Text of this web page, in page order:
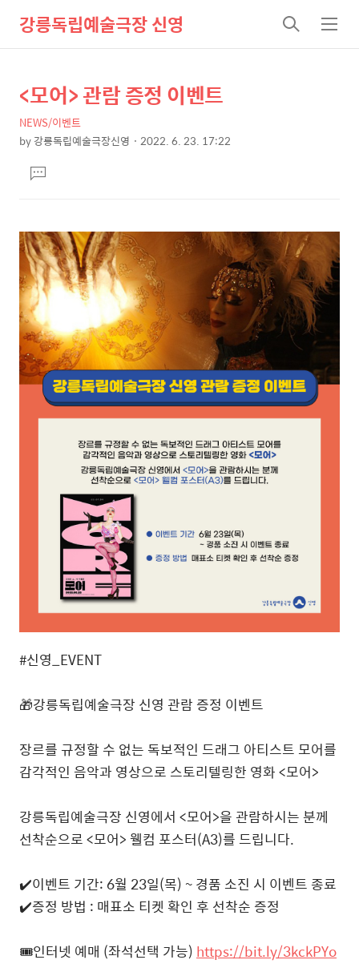
강릉독립예술극장 신영
검
색
메
뉴
상
세
컨
텐
츠
본
제
목
<모어> 관람 증정 이벤트
NEWS/이벤트
by강릉독립예술극장신영 2022. 6. 23. 17:22
문댓
글
#신영_EVENT
🎁강릉독립예술극장 신영 관람 증정 이벤트
장르를 규정할 수 없는 독보적인 드래그 아티스트 모어를
감각적인 음악과 영상으로 스토리텔링한 영화 <모어>
강릉독립예술극장 신영에서 <모어>을 관람하시는 분께
선착순으로 <모어> 웰컴 포스터(A3)를 드립니다.
✔️이벤트 기간: 6월 23일(목) ~ 경품 소진 시 이벤트 종료
✔️증정 방법 : 매표소 티켓 확인 후 선착순 증정
🎟️인터넷 예매 (좌석선택 가능) https://bit.ly/3kckPYo